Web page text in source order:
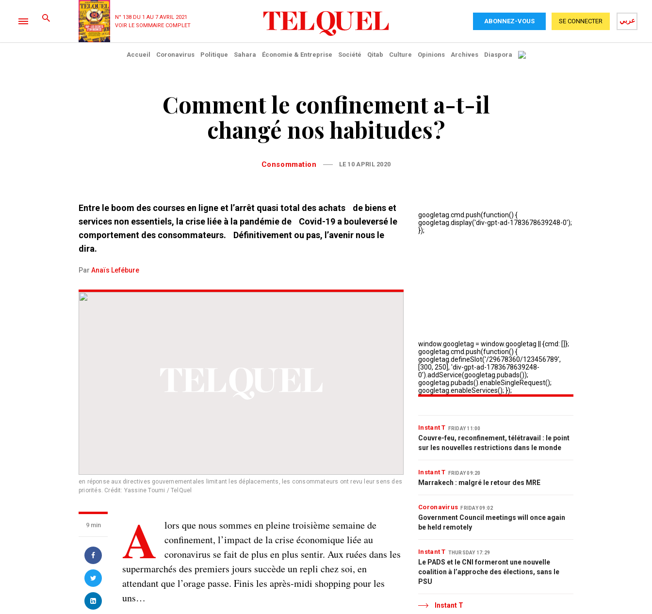
N° 138 DU 1 AU 7 AVRIL 2021
VOIR LE SOMMAIRE COMPLET
ABONNEZ-VOUS عربي SE CONNECTER
Accueil Coronavirus Politique Sahara Économie & Entreprise Société Qitab Culture Opinions Archives Diaspora
Comment le confinement a-t-il
changé nos habitudes ?
Consommation LE 10 APRIL 2020
Entre le boom des courses en ligne et l’arrêt quasi total des achats de biens et
services non essentiels, la crise liée à la pandémie de Covid-19 a bouleversé le
comportement des consommateurs. Définitivement ou pas, l’avenir nous le
dira.
Par Anaïs Lefébure
en réponse aux directives gouvernementales limitant les déplacements, les consommateurs ont revu leur sens des
priorités. Crédit: Yassine Toumi / TelQuel
9 min A
lors que nous sommes en pleine troisième semaine de
confinement, l’impact de la crise économique liée au
coronavirus se fait de plus en plus sentir. Aux ruées dans les
supermarchés des premiers jours succède un repli chez soi, en
attendant que l’orage passe. Finis les après-midi shopping pour les
uns…
Instant T FRIDAY 11:00
Couvre-feu, reconfinement, télétravail : le point
sur les nouvelles restrictions dans le monde
Instant T FRIDAY 09:20
Marrakech : malgré le retour des MRE
Coronavirus FRIDAY 09:02
Government Council meetings will once again
be held remotely
Instant T THURSDAY 17:29
Le PADS et le CNI formeront une nouvelle
coalition à l’approche des élections, sans le
PSU
Instant T